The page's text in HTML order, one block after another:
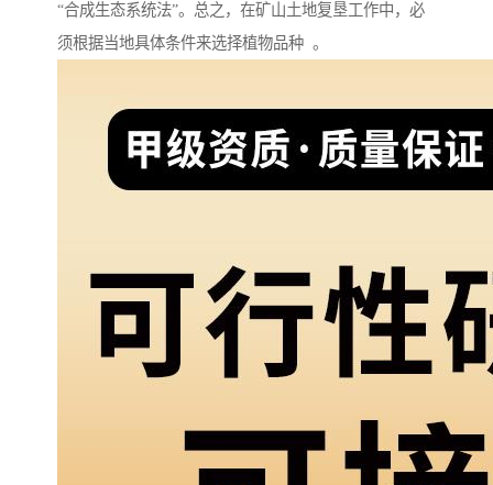
“合成生态系统法”。总之，在矿山土地复垦工作中，必
须根据当地具体条件来选择植物品种 。